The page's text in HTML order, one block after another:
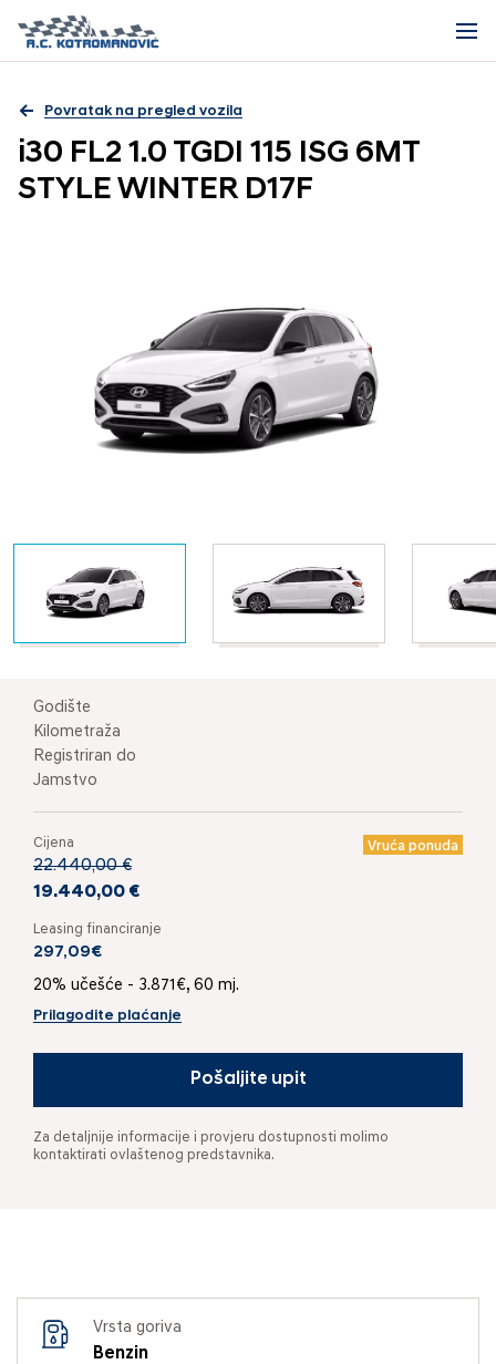
Povratak na pregled vozila
i30 FL2 1.0 TGDI 115 ISG 6MT
STYLE WINTER D17F
Godište
Kilometraža
Registriran do
Jamstvo
Cijena Vruća ponuda
22.440,00 €
19.440,00 €
Leasing financiranje
297,09€
20% učešće - 3.871€, 60 mj.
Prilagodite plaćanje
Pošaljite upit
Za detaljnije informacije i provjeru dostupnosti molimo
kontaktirati ovlaštenog predstavnika.
Vrsta goriva
Benzin